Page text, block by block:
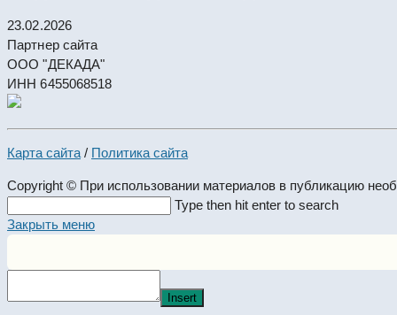
23.02.2026
Партнер сайта
ООО "ДЕКАДА"
ИНН 6455068518
Карта сайта / Политика сайта
Copyright © При использовании материалов в публикацию
this
Type then hit enter to search
Закрыть меню
Insert